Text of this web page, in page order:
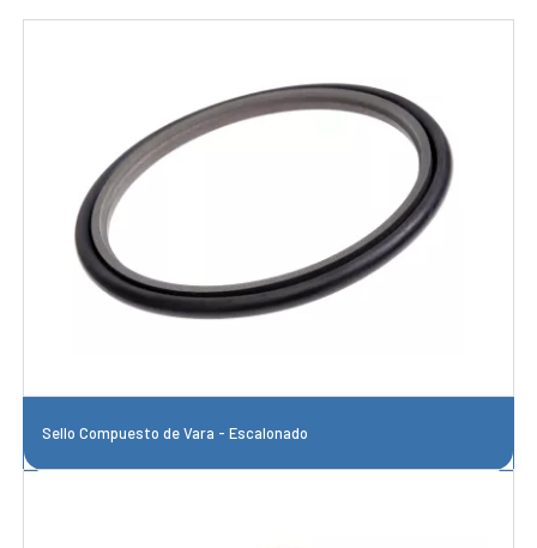
Sello Compuesto de Vara - Escalonado